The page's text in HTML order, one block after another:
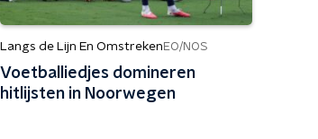
Langs de Lijn En Omstreken EO/NOS
Voetballiedjes domineren
hitlijsten in Noorwegen